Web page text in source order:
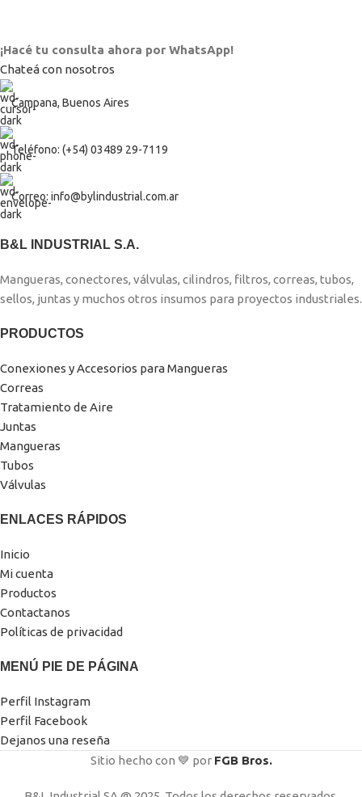
¡Hacé tu consulta ahora por WhatsApp!
Chateá con nosotros
Campana, Buenos Aires
Teléfono: (+54) 03489 29-7119
Correo: info@bylindustrial.com.ar
B&L INDUSTRIAL S.A.
Mangueras, conectores, válvulas, cilindros, filtros, correas, tubos,
sellos, juntas y muchos otros insumos para proyectos industriales.
PRODUCTOS
Conexiones y Accesorios para Mangueras
Correas
Tratamiento de Aire
Juntas
Mangueras
Tubos
Válvulas
ENLACES RÁPIDOS
Inicio
Mi cuenta
Productos
Contactanos
Políticas de privacidad
MENÚ PIE DE PÁGINA
Perfil Instagram
Perfil Facebook
Dejanos una reseña
Sitio hecho con 💙 por FGB Bros.